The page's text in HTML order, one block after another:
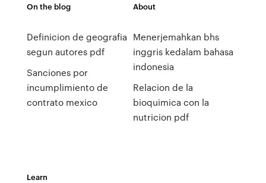
On the blog
Definicion de geografia
segun autores pdf
Sanciones por
incumplimiento de
contrato mexico
About
Menerjemahkan bhs
inggris kedalam bahasa
indonesia
Relacion de la
bioquimica con la
nutricion pdf
Learn